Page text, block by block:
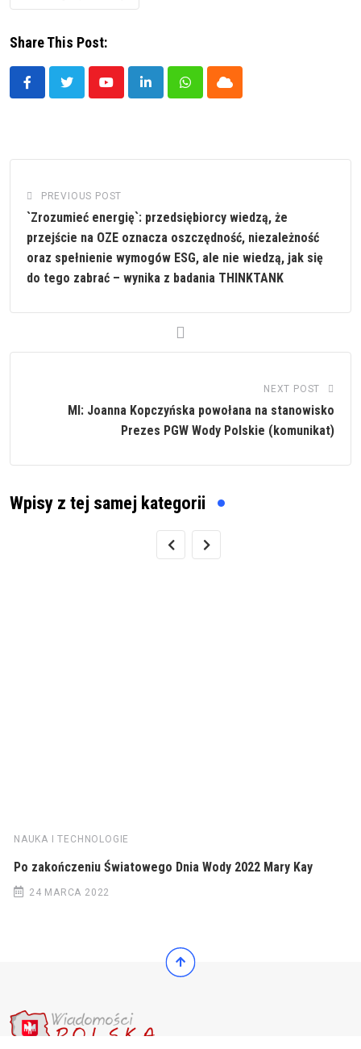
Share This Post:
YoutubeLinkedInWhatsappCloud
PREVIOUS POST
`Zrozumieć energię`: przedsiębiorcy wiedzą, że
przejście na OZE oznacza oszczędność, niezależność
oraz spełnienie wymogów ESG, ale nie wiedzą, jak się
do tego zabrać – wynika z badania THINKTANK
NEXT POST
MI: Joanna Kopczyńska powołana na stanowisko
Prezes PGW Wody Polskie (komunikat)
Wpisy z tej samej kategorii
NAUKA I TECHNOLOGIE
Po zakończeniu Światowego Dnia Wody 2022 Mary Kay
24 MARCA 2022